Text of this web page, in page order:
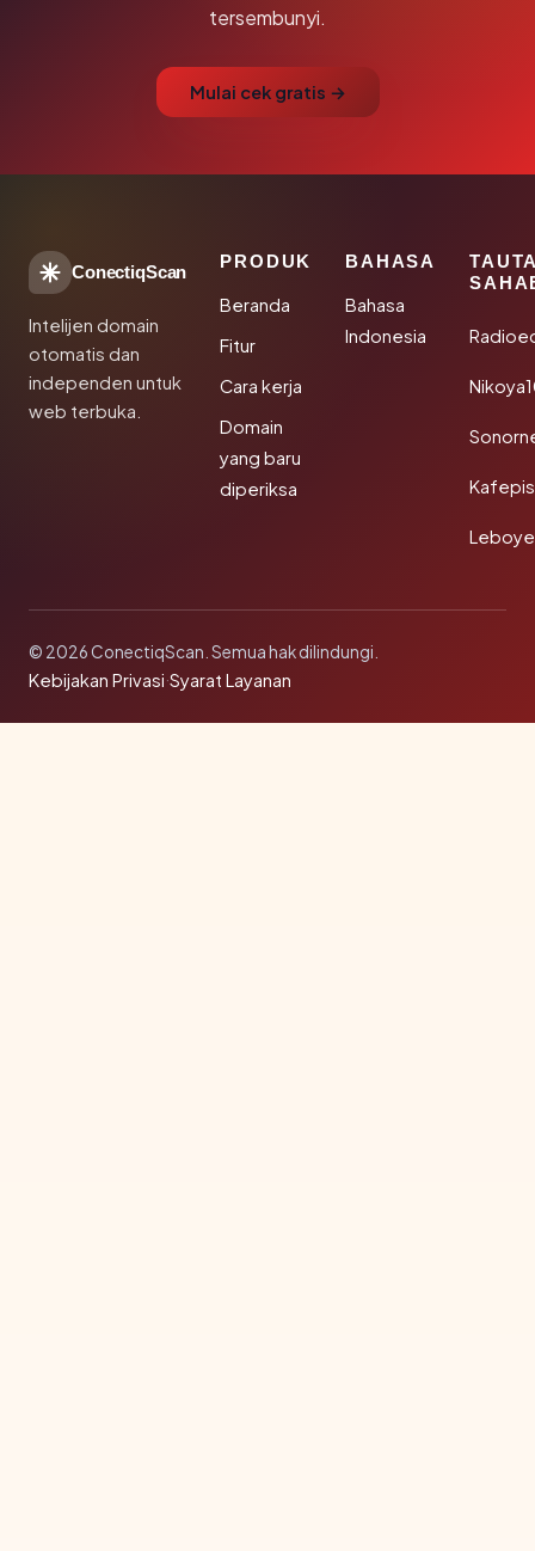
tersembunyi.
Mulai cek gratis →
ConectiqScan
Intelijen domain
otomatis dan
independen untuk
web terbuka.
PRODUK
Beranda
Fitur
Cara kerja
Domain
yang baru
diperiksa
BAHASA
Bahasa
Indonesia
© 2026 ConectiqScan. Semua hak dilindungi.
Kebijakan Privasi·Syarat Layanan